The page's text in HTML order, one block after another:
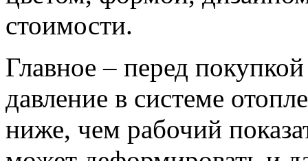
стоимости.
Главное – перед
давление в системе
ниже, чем рабочий